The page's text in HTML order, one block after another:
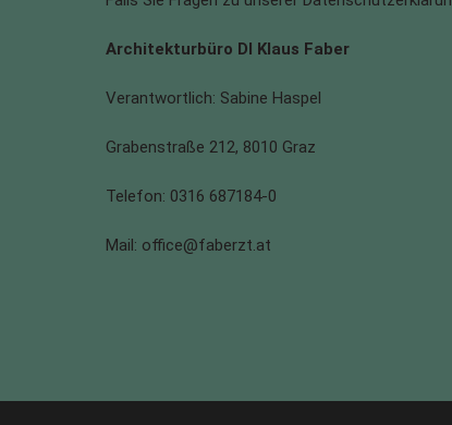
Architekturbüro DI Klaus Faber
Verantwortlich: Sabine Haspel
Grabenstraße 212, 8010 Graz
Telefon: 0316 687184-0
Mail: office@faberzt.at